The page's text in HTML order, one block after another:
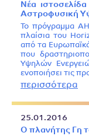
Νέα
Αστροφυσική
Το πρόγραμμα
πλαίσια του
από τα
που
Υψηλών
ενοποιήσει τις
περισσότερα
25.01.2016
Ο πλανήτης Γη